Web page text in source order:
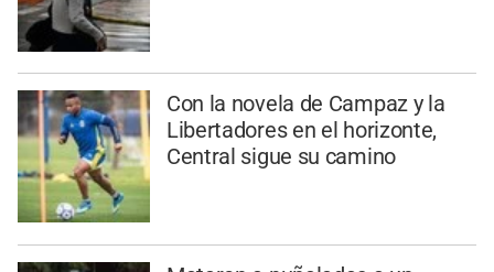
Con la novela de Campaz y la
Libertadores en el horizonte,
Central sigue su camino